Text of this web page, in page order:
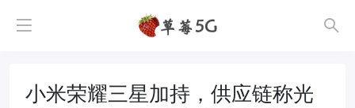
小米荣耀三星加持，供应链称光